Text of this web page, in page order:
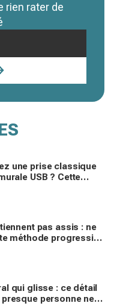
rien rater de
une prise classique
USB ? Cette
pas assis : ne
méthode progressive
qui glisse : ce détail
personne ne